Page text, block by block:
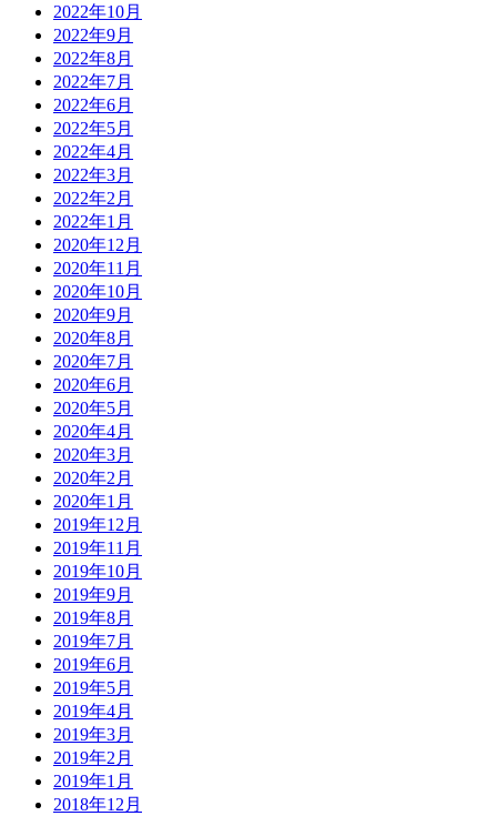
2022年10月
2022年9月
2022年8月
2022年7月
2022年6月
2022年5月
2022年4月
2022年3月
2022年2月
2022年1月
2020年12月
2020年11月
2020年10月
2020年9月
2020年8月
2020年7月
2020年6月
2020年5月
2020年4月
2020年3月
2020年2月
2020年1月
2019年12月
2019年11月
2019年10月
2019年9月
2019年8月
2019年7月
2019年6月
2019年5月
2019年4月
2019年3月
2019年2月
2019年1月
2018年12月